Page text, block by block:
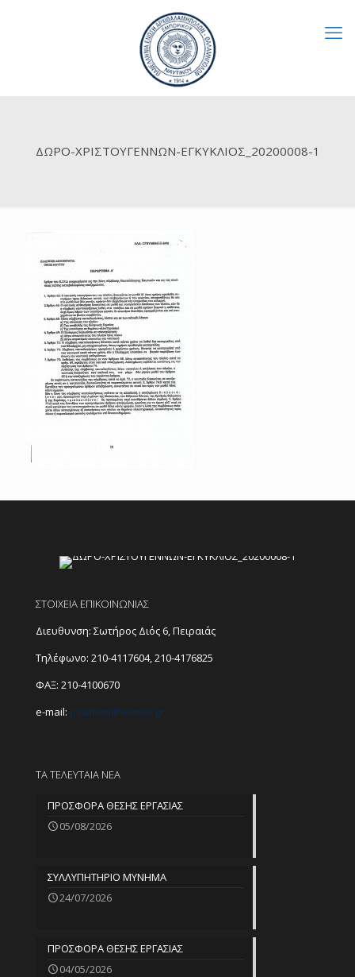
ΔΩΡΟ-ΧΡΙΣΤΟΥΓΕΝΝΩΝ-ΕΓΚΥΚΛΙΟΣ_20200008-1
ΣΤΟΙΧΕΙΑ ΕΠΙΚΟΙΝΩΝΙΑΣ
Διευθυνση: Σωτήρος Διός 6, Πειραιάς
Τηλέφωνο: 210-4117604,210-4176825
ΦΑΞ: 210-4100670
e-mail: peathen@otenet.gr
ΤΑ ΤΕΛΕΥΤΑΙΑ ΝΕΑ
ΠΡΟΣΦΟΡΑ ΘΕΣΗΣ ΕΡΓΑΣΙΑΣ
05/08/2026
ΣΥΛΛΥΠΗΤΗΡΙΟ ΜΥΝΗΜΑ
24/07/2026
ΠΡΟΣΦΟΡΑ ΘΕΣΗΣ ΕΡΓΑΣΙΑΣ
04/05/2026